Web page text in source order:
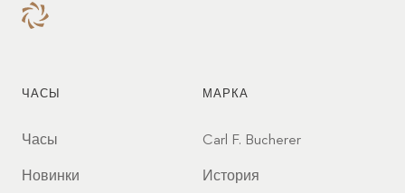
ЧАСЫ
Часы
Новинки
МАРКА
Carl F. Bucherer
История